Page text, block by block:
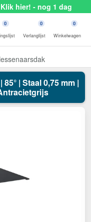
hier! - nog 1 dag
0 0
Verlanglijst
0
Winkelwagen
| Staal 0,75 mm |